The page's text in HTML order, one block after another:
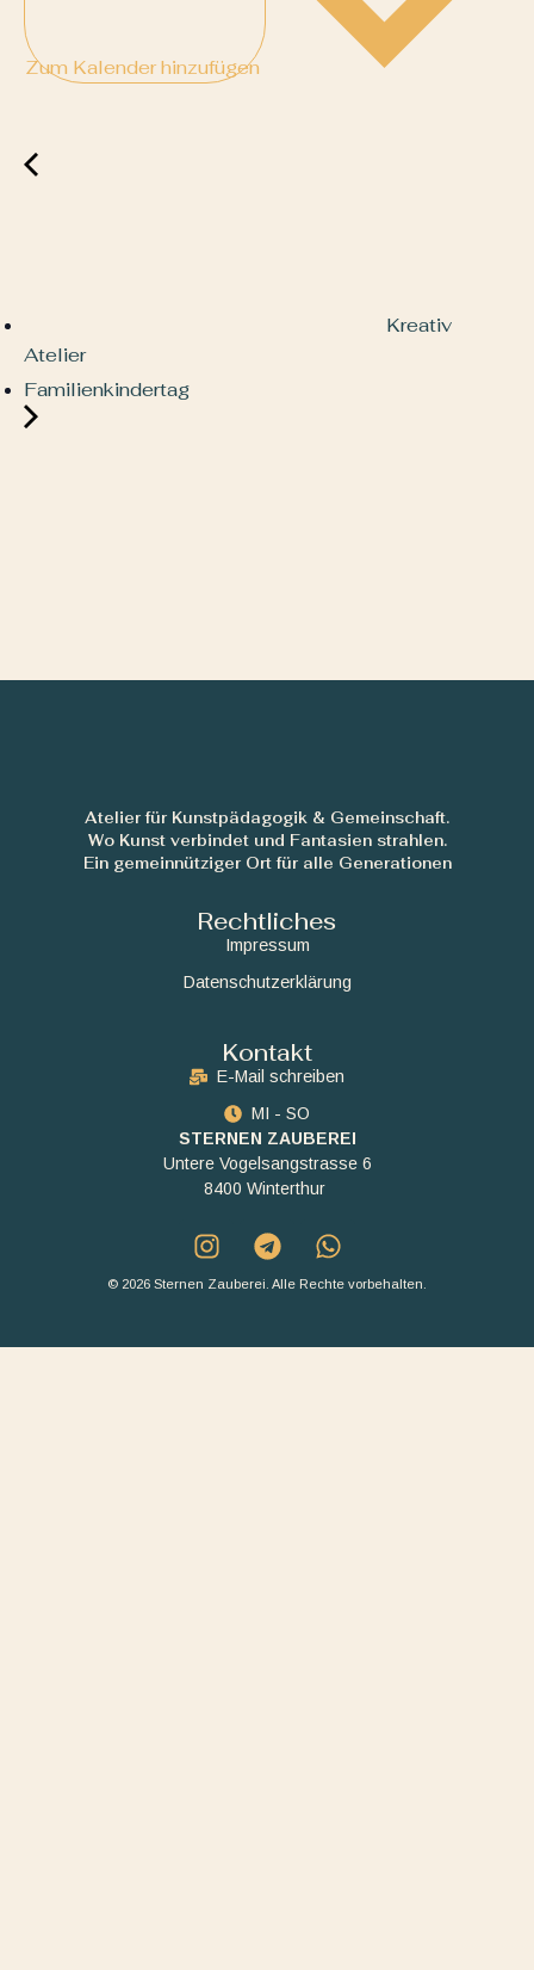
Zum Kalender hinzufügen
Kreativ
Atelier
Familienkindertag
Atelier für Kunstpädagogik & Gemeinschaft.
Wo Kunst verbindet und Fantasien strahlen.
Ein gemeinnütziger Ort für alle Generationen
Rechtliches
Impressum
Datenschutzerklärung
Kontakt
E-Mail schreiben
MI - SO
STERNEN ZAUBEREI
Untere Vogelsangstrasse 6
8400 Winterthur
© 2026 Sternen Zauberei. Alle Rechte vorbehalten.